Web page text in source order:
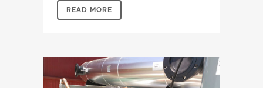
READ MORE